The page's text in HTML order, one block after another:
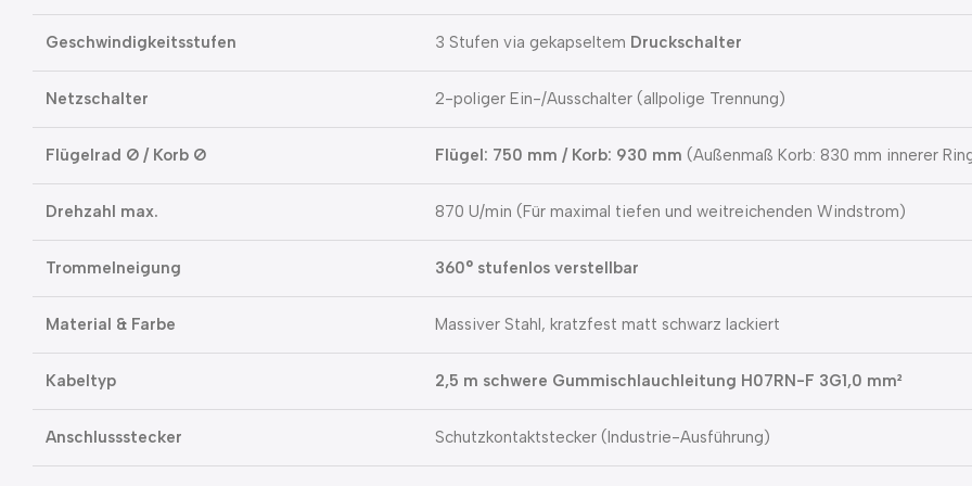
Geschwindigkeitsstufen 3 Stufen via gekapseltem Druckschalter
Netzschalter 2-poliger Ein-/Ausschalter (allpolige Trennung)
Flügelrad Ø / Korb Ø Flügel: 750 mm / Korb: 930 mm (Außenmaß Korb: 830 mm innerer
Drehzahl max. 870 U/min (Für maximal tiefen und weitreichenden Windstrom)
Trommelneigung 360° stufenlos verstellbar
Material & Farbe Massiver Stahl, kratzfest matt schwarz lackiert
Kabeltyp 2,5 m schwere Gummischlauchleitung H07RN-F 3G1,0 mm²
Anschlussstecker Schutzkontaktstecker (Industrie-Ausführung)